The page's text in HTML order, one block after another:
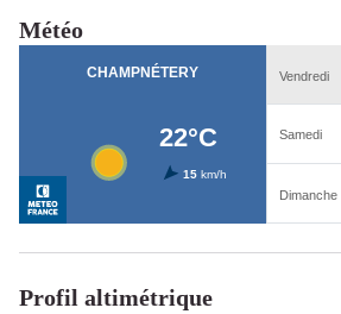
Météo
Profil altimétrique